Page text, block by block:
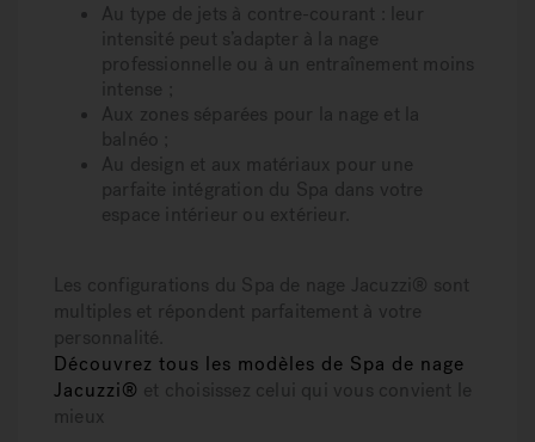
Au type de jets à contre-courant : leur
intensité peut s’adapter à la nage
professionnelle ou à un entraînement moins
intense ;
Aux zones séparées pour la nage et la
balnéo ;
Au design et aux matériaux pour une
parfaite intégration du Spa dans votre
espace intérieur ou extérieur.
Les configurations du Spa de nage Jacuzzi® sont
multiples et répondent parfaitement à votre
personnalité.
Découvrez tous les modèles de Spa de nage
Jacuzzi® et choisissez celui qui vous convient le
mieux